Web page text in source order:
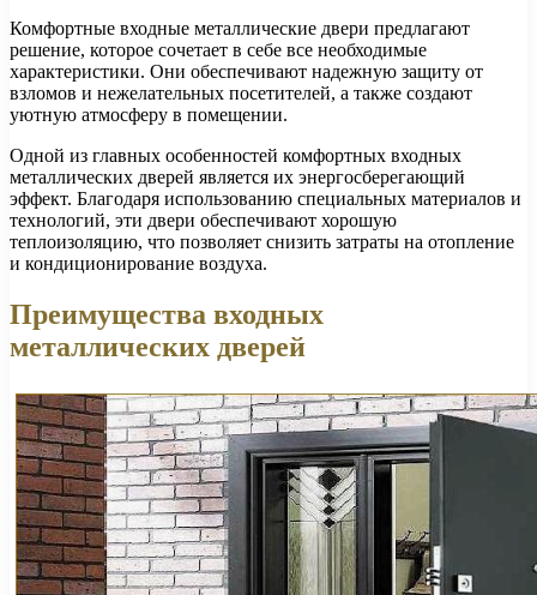
Комфортные входные металлические двери предлагают
решение, которое сочетает в себе все необходимые
характеристики. Они обеспечивают надежную защиту от
взломов и нежелательных посетителей, а также создают
уютную атмосферу в помещении.
Одной из главных особенностей комфортных входных
металлических дверей является их энергосберегающий
эффект. Благодаря использованию специальных материалов и
технологий, эти двери обеспечивают хорошую
теплоизоляцию, что позволяет снизить затраты на отопление
и кондиционирование воздуха.
Преимущества входных
металлических дверей